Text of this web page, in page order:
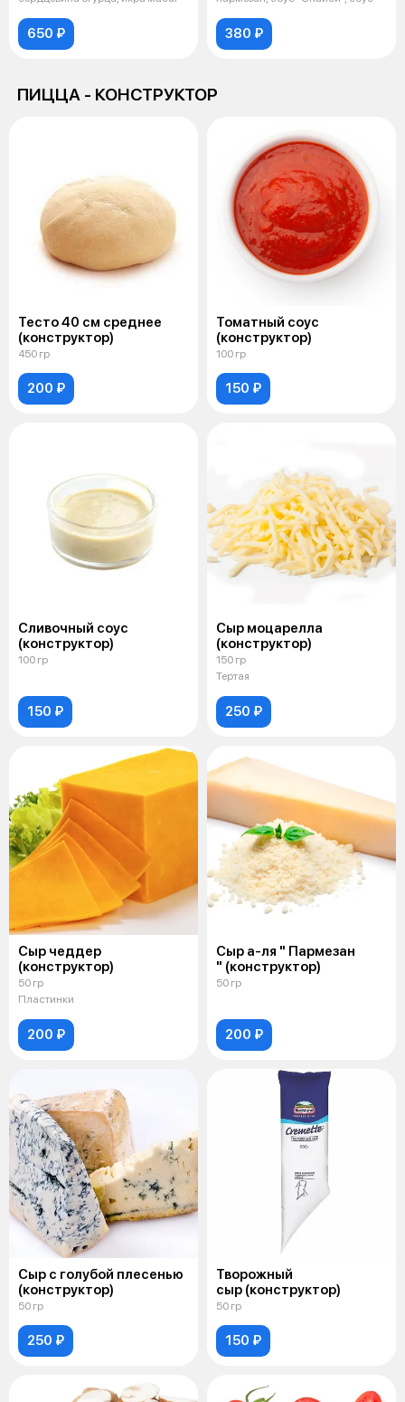
650 ₽ 380 ₽
ПИЦЦА - КОНСТРУКТОР
Тесто 40 см среднее
(конструктор)
450 гр
200 ₽
Томатный соус
(конструктор)
100 гр
150 ₽
Сливочный соус
(конструктор)
100 гр
150 ₽
Сыр моцарелла
(конструктор)
150 гр
Тертая
250 ₽
Сыр чеддер
(конструктор)
50 гр
Пластинки
200 ₽
Сыр а-ля " Пармезан
" (конструктор)
50 гр
200 ₽
Сыр с голубой плесенью
(конструктор)
50 гр
250 ₽
Творожный
сыр (конструктор)
50 гр
150 ₽